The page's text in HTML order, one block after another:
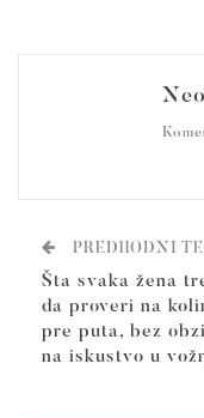
PREDHODNI
Šta svaka žena
da proveri na
pre puta, bez
na iskustvo u